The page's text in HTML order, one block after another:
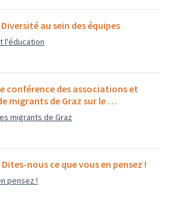
Diversité au sein des équipes
l'éducation
conférence des associations et
migrants de Graz sur le …
migrants de Graz
Dites-nous ce que vous en pensez !
pensez !